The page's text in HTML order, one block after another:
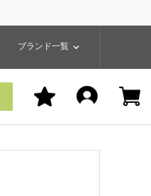
ブランド一覧